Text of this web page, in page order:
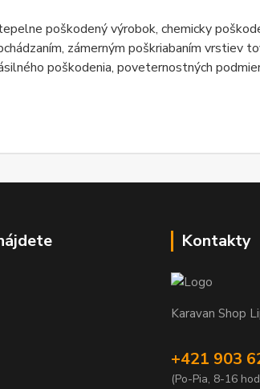
poškodený výrobok, chemicky
zámerným poškriabaním vrstiev
poškodenia, poveternostných
Kontakty
Karavan Shop
+421 903
(Po-Pia, 8-16